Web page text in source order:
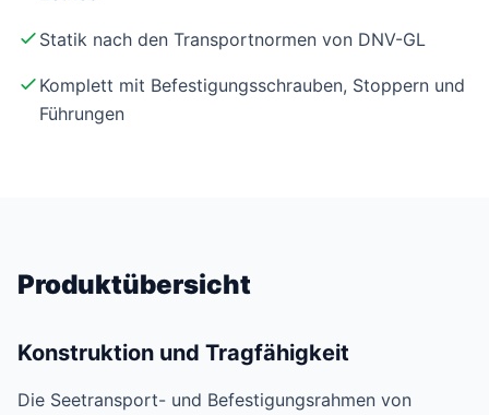
Statik nach den Transportnormen von DNV-GL
Komplett mit Befestigungsschrauben, Stoppern und
Führungen
Produktübersicht
Konstruktion und Tragfähigkeit
Die Seetransport- und Befestigungsrahmen von